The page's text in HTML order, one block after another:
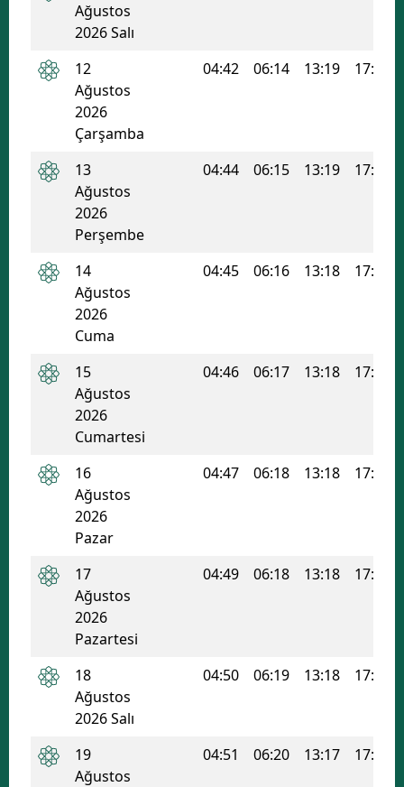
Ağustos
2026 Salı
12
Ağustos
2026
Çarşamba
04:42 06:14 13:19 17:05
13
Ağustos
2026
Perşembe
04:44 06:15 13:19 17:05
14
Ağustos
2026
Cuma
04:45 06:16 13:18 17:04
15
Ağustos
2026
Cumartesi
04:46 06:17 13:18 17:04
16
Ağustos
2026
Pazar
04:47 06:18 13:18 17:03
17
Ağustos
2026
Pazartesi
04:49 06:18 13:18 17:03
18
Ağustos
2026 Salı
04:50 06:19 13:18 17:02
19
Ağustos
04:51 06:20 13:17 17:02